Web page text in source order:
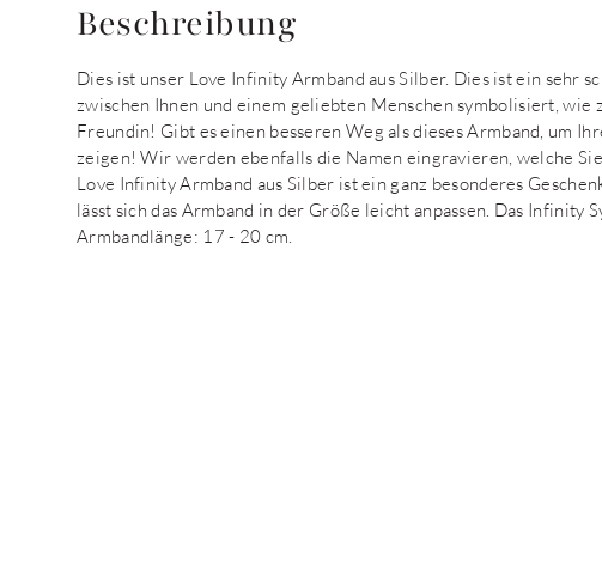
Beschreibung
Dies ist unser Love Infinity Armband aus Silber. Dies ist ein sehr
zwischen Ihnen und einem geliebten Menschen symbolisiert,
Freundin! Gibt es einen besseren Weg als dieses Armband, um
zeigen! Wir werden ebenfalls die Namen eingravieren, welche
Love Infinity Armband aus Silber ist ein ganz besonderes
lässt sich das Armband in der Größe leicht anpassen. Das Infinity
Armbandlänge: 17 - 20 cm.